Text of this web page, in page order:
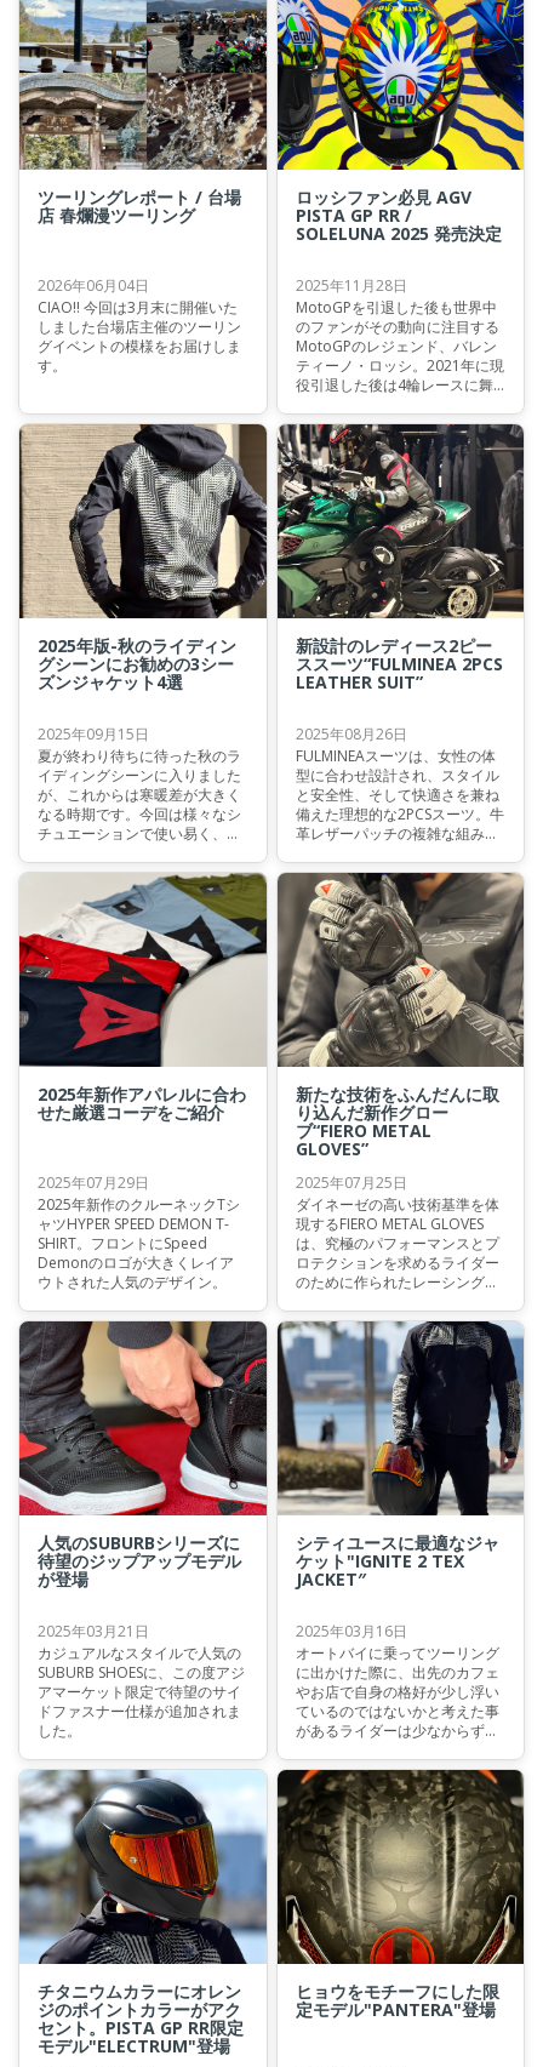
ツーリングレポート / 台場
店 春爛漫ツーリング
2026年06月04日
CIAO!! 今回は3月末に開催いた
しました台場店主催のツーリン
グイベントの模様をお届けしま
す。
ロッシファン必見 AGV
PISTA GP RR /
SOLELUNA 2025 発売決定
2025年11月28日
MotoGPを引退した後も世界中
のファンがその動向に注目する
MotoGPのレジェンド、バレン
ティーノ・ロッシ。2021年に現
役引退した後は4輪レースに舞
情熱を絶やさない彼ですが、現
役時代同様にシーズンに合わせ
て使用するヘルメットのグラフ
ィックをアップデートしていま
す。 今回、バレンティーノが今
年2025シーズンに使用した
SOLELUNAグラフィックが、世
界限定2500個によるリミテッド
モデルとして、PISTA GP RRよ
り発売が決定致しました！
2025年版-秋のライディン
グシーンにお勧めの3シー
ズンジャケット4選
2025年09月15日
夏が終わり待ちに待った秋のラ
イディングシーンに入りました
が、これからは寒暖差が大きく
なる時期です。今回は様々なシ
チュエーションで使い易く、ダ
年版の秋シーズンにお勧めジャ
ケット4選のご紹介です。
新設計のレディース2ピー
ススーツ“FULMINEA 2PCS
LEATHER SUIT”
2025年08月26日
FULMINEAスーツは、女性の体
型に合わせ設計され、スタイル
と安全性、そして快適さを兼ね
備えた理想的な2PCSスーツ。牛
革レザーパッチの複雑な組み合
地をハイブリッドしたこのモデ
ルは耐久性に優れつつ、しなや
かな弾力性と通気性を実現。最
新技術で得られた安全性と優れ
たパフォーマンスをライダーに
提供します。
2025年新作アパレルに合わ
せた厳選コーデをご紹介
2025年07月29日
2025年新作のクルーネックTシ
ャツHYPER SPEED DEMON T-
SHIRT。フロントにSpeed
Demonのロゴが大きくレイア
ウトされた人気のデザイン。
新たな技術をふんだんに取
り込んだ新作グロー
ブ“FIERO METAL
GLOVES”
2025年07月25日
ダイネーゼの高い技術基準を体
現するFIERO METAL GLOVES
は、究極のパフォーマンスとプ
ロテクションを求めるライダー
のために作られたレーシンググ
人気のSUBURBシリーズに
待望のジップアップモデル
が登場
2025年03月21日
カジュアルなスタイルで人気の
SUBURB SHOESに、この度アジ
アマーケット限定で待望のサイ
ドファスナー仕様が追加されま
した。
シティユースに最適なジャ
ケット"IGNITE 2 TEX
JACKET″
2025年03月16日
オートバイに乗ってツーリング
に出かけた際に、出先のカフェ
やお店で自身の格好が少し浮い
ているのではないかと考えた事
があるライダーは少なからずい
か。 今回のブログではオートバ
イを降りた後でも街中に自然と
溶け込めるカジュアルタイプの
ジャケットをご紹介したいと思
います。
チタニウムカラーにオレン
ジのポイントカラーがアク
セント。PISTA GP RR限定
モデル"ELECTRUM"登場
ヒョウをモチーフにした限
定モデル"PANTERA"登場